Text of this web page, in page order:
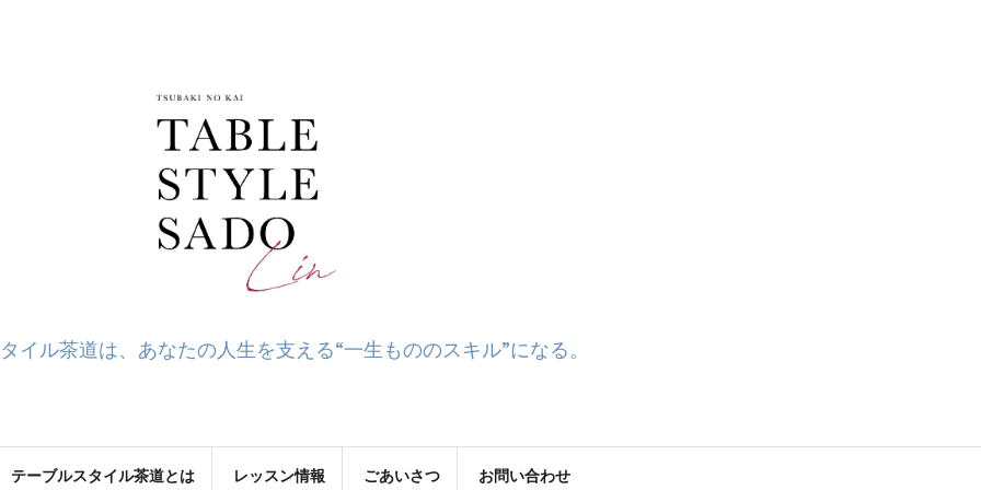
イル茶道は、あなたの人生を支える“一生もののスキル”になる。
テーブルスタイル茶道とは レッスン情報 ごあいさつ お問い合わせ